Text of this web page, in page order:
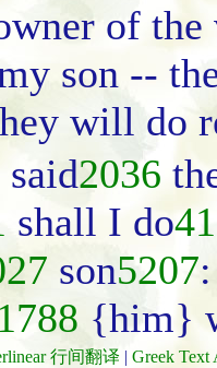
of
son --
will do
said2036
shall I do
son5207
1788 {him}
行间翻译 | Greek